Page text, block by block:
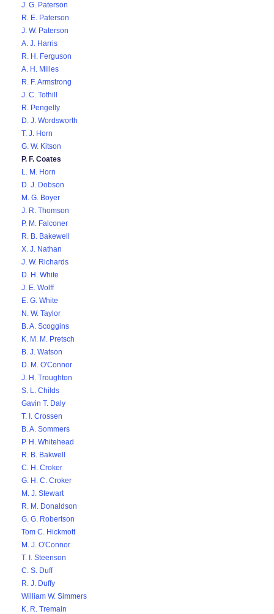
J. G. Paterson
R. E. Paterson
J. W. Paterson
A. J. Harris
R. H. Ferguson
A. H. Milles
R. F. Armstrong
J. C. Tothill
R. Pengelly
D. J. Wordsworth
T. J. Horn
G. W. Kitson
P. F. Coates
L. M. Horn
D. J. Dobson
M. G. Boyer
J. R. Thomson
P. M. Falconer
R. B. Bakewell
X. J. Nathan
J. W. Richards
D. H. White
J. E. Wolff
E. G. White
N. W. Taylor
B. A. Scoggins
K. M. M. Pretsch
B. J. Watson
D. M. O'Connor
J. H. Troughton
S. L. Childs
Gavin T. Daly
T. I. Crossen
B. A. Sommers
P. H. Whitehead
R. B. Bakwell
C. H. Croker
G. H. C. Croker
M. J. Stewart
R. M. Donaldson
G. G. Robertson
Tom C. Hickmott
M. J. O'Connor
T. I. Steenson
C. S. Duff
R. J. Duffy
William W. Simmers
K. R. Tremain